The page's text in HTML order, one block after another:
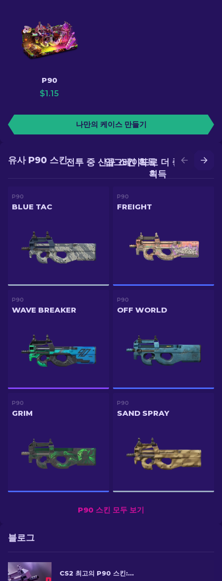
P90
$1.15
나만의 케이스 만들기
업그레이드로 더 좋은 스킨
획득
전투 중 신규 스킨 획득
유사 P90 스킨
P90
BLUE TAC
P90
FREIGHT
P90
WAVE BREAKER
P90
OFF WORLD
P90
GRIM
P90
SAND SPRAY
P90 스킨 모두 보기
블로그
CS2 최고의 P90 스킨: 순위 [2026]